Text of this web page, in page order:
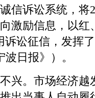
诉讼系统，将
激励信息，以红
诉讼征信，发挥
日报》）。
。市场经济越